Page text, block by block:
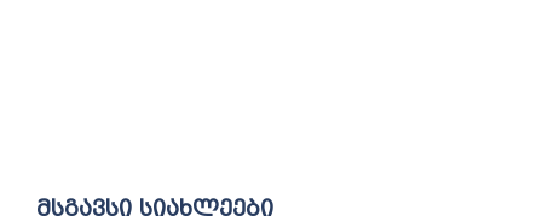
მსგავსი სიახლეები